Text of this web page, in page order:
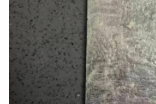
假釋，林的時間則更短，此判決
母13日召開記者會，怒控「少事
幫兇」，質疑法官竭盡所能為2
可能性高仍選擇輕判，記者會上
明，全文如下。楊爸爸聲明：最
毒駕致死國民法官判死！割頸案
同樣的致死案件不同的結果！到